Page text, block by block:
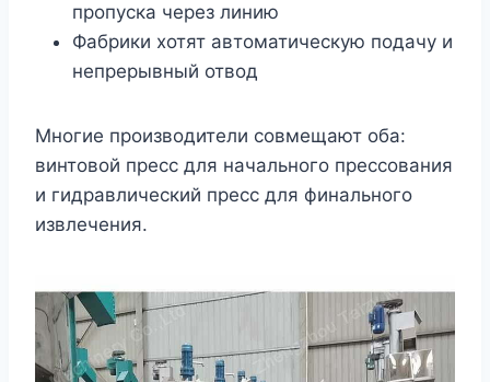
пропуска через линию
Фабрики хотят автоматическую подачу и
непрерывный отвод
Многие производители совмещают оба:
винтовой пресс для начального прессования
и гидравлический пресс для финального
извлечения.